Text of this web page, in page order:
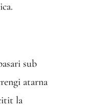
sub
atarna
la